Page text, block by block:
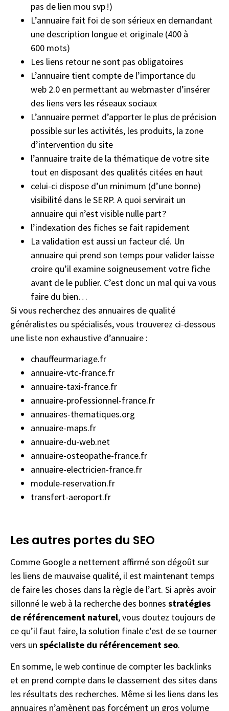
pas de lien mou svp !)
L’annuaire fait foi de son sérieux en demandant
une description longue et originale (400 à
600 mots)
Les liens retour ne sont pas obligatoires
L’annuaire tient compte de l’importance du
web 2.0 en permettant au webmaster d’insérer
des liens vers les réseaux sociaux
L’annuaire permet d’apporter le plus de précision
possible sur les activités, les produits, la zone
d’intervention du site
l’annuaire traite de la thématique de votre site
tout en disposant des qualités citées en haut
celui-ci dispose d’un minimum (d’une bonne)
visibilité dans le SERP. A quoi servirait un
annuaire qui n’est visible nulle part ?
l’indexation des fiches se fait rapidement
La validation est aussi un facteur clé. Un
annuaire qui prend son temps pour valider laisse
croire qu’il examine soigneusement votre fiche
avant de le publier. C’est donc un mal qui va vous
faire du bien…
Si vous recherchez des annuaires de qualité
généralistes ou spécialisés, vous trouverez ci-dessous
une liste non exhaustive d’annuaire :
chauffeurmariage.fr
annuaire-vtc-france.fr
annuaire-taxi-france.fr
annuaire-professionnel-france.fr
annuaires-thematiques.org
annuaire-maps.fr
annuaire-du-web.net
annuaire-osteopathe-france.fr
annuaire-electricien-france.fr
module-reservation.fr
transfert-aeroport.fr
Les autres portes du SEO
Comme Google a nettement affirmé son dégoût sur
les liens de mauvaise qualité, il est maintenant temps
de faire les choses dans la règle de l’art. Si après avoir
sillonné le web à la recherche des bonnes stratégies
de référencement naturel, vous doutez toujours de
ce qu’il faut faire, la solution finale c’est de se tourner
vers un spécialiste du référencement seo.
En somme, le web continue de compter les backlinks
et en prend compte dans le classement des sites dans
les résultats des recherches. Même si les liens dans les
annuaires n’amènent pas forcément un gros volume